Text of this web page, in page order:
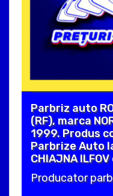
Parbriz auto
(RF), marca
1999. Produs
Parbrize Auto
CHIAJNA
Producator